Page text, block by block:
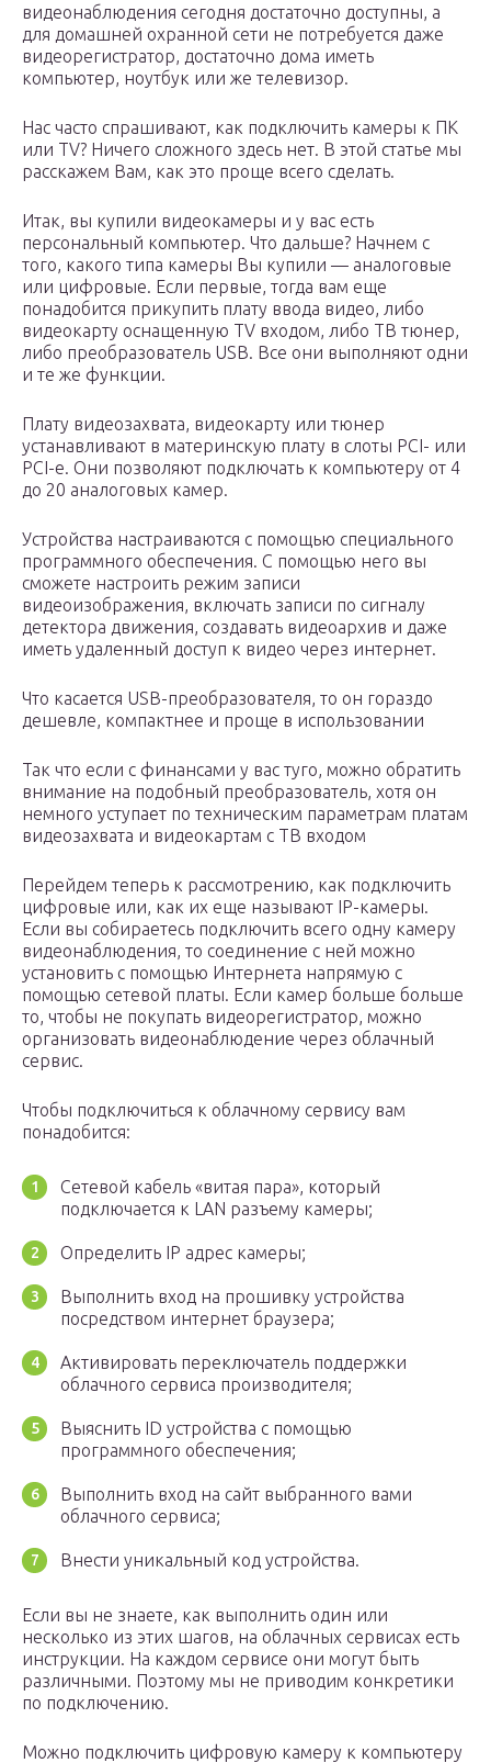
видеонаблюдения сегодня достаточно доступны, а
для домашней охранной сети не потребуется даже
видеорегистратор, достаточно дома иметь
компьютер, ноутбук или же телевизор.
Нас часто спрашивают, как подключить камеры к ПК
или TV? Ничего сложного здесь нет. В этой статье мы
расскажем Вам, как это проще всего сделать.
Итак, вы купили видеокамеры и у вас есть
персональный компьютер. Что дальше? Начнем с
того, какого типа камеры Вы купили — аналоговые
или цифровые. Если первые, тогда вам еще
понадобится прикупить плату ввода видео, либо
видеокарту оснащенную TV входом, либо ТВ тюнер,
либо преобразователь USB. Все они выполняют одни
и те же функции.
Плату видеозахвата, видеокарту или тюнер
устанавливают в материнскую плату в слоты PCI- или
PCI-е. Они позволяют подключать к компьютеру от 4
до 20 аналоговых камер.
Устройства настраиваются с помощью специального
программного обеспечения. С помощью него вы
сможете настроить режим записи
видеоизображения, включать записи по сигналу
детектора движения, создавать видеоархив и даже
иметь удаленный доступ к видео через интернет.
Что касается USB-преобразователя, то он гораздо
дешевле, компактнее и проще в использовании
Так что если с финансами у вас туго, можно обратить
внимание на подобный преобразователь, хотя он
немного уступает по техническим параметрам платам
видеозахвата и видеокартам с ТВ входом
Перейдем теперь к рассмотрению, как подключить
цифровые или, как их еще называют IP-камеры.
Если вы собираетесь подключить всего одну камеру
видеонаблюдения, то соединение с ней можно
установить с помощью Интернета напрямую с
помощью сетевой платы. Если камер больше больше
то, чтобы не покупать видеорегистратор, можно
организовать видеонаблюдение через облачный
сервис.
Чтобы подключиться к облачному сервису вам
понадобится:
Сетевой кабель «витая пара», который
подключается к LAN разъему камеры;
Определить IP адрес камеры;
Выполнить вход на прошивку устройства
посредством интернет браузера;
Активировать переключатель поддержки
облачного сервиса производителя;
Выяснить ID устройства с помощью
программного обеспечения;
Выполнить вход на сайт выбранного вами
облачного сервиса;
Внести уникальный код устройства.
Если вы не знаете, как выполнить один или
несколько из этих шагов, на облачных сервисах есть
инструкции. На каждом сервисе они могут быть
различными. Поэтому мы не приводим конкретики
по подключению.
Можно подключить цифровую камеру к компьютеру